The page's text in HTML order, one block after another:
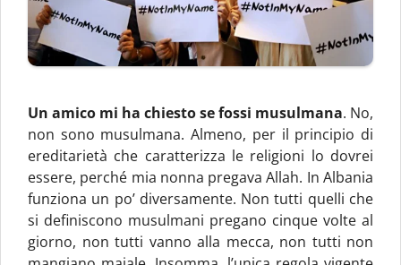
Un amico mi ha chiesto se fossi musulmana. No,
non sono musulmana. Almeno, per il principio di
ereditarietà che caratterizza le religioni lo dovrei
essere, perché mia nonna pregava Allah. In Albania
funziona un po’ diversamente. Non tutti quelli che
si definiscono musulmani pregano cinque volte al
giorno, non tutti vanno alla mecca, non tutti non